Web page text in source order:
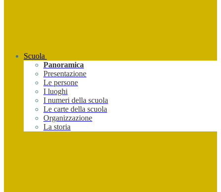
Scuola
Panoramica
Presentazione
Le persone
I luoghi
I numeri della scuola
Le carte della scuola
Organizzazione
La storia